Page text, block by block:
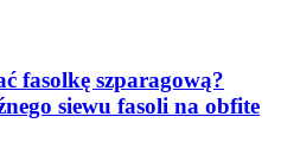
fasolkę szparagową?
siewu fasoli na obfite